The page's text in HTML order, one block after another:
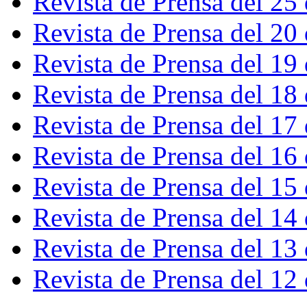
Revista de Prensa del
Revista de Prensa del
Revista de Prensa del
Revista de Prensa del
Revista de Prensa del
Revista de Prensa del
Revista de Prensa del
Revista de Prensa del
Revista de Prensa del